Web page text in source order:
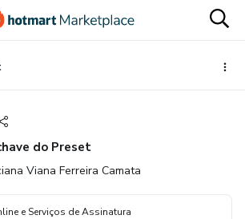
do Preset
Viana Ferreira Camata
e Serviços de Assinatura